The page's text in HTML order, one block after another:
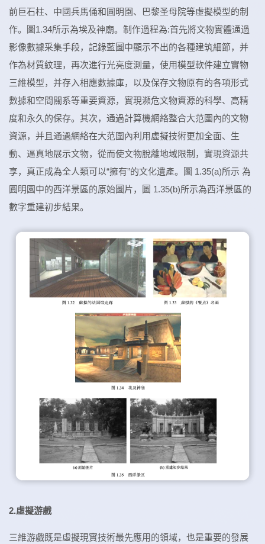
前巨石柱、中國兵馬俑和圓明園、巴黎圣母院等虛擬模型的制
作。圖1.34所示為埃及神廟。制作過程為:首先將文物實體通過
影像數據采集手段，記錄藍圖中顯示不出的各種建筑細節，并
作為材質紋理，再次進行光亮度測量，使用模型軟件建立實物
三維模型，并存入相應數據庫，以及保存文物原有的各項形式
數據和空間關系等重要資源，實現瀕危文物資源的科學、高精
度和永久的保存。其次，通過計算機網絡整合大范圍內的文物
資源，并且通過網絡在大范圍內利用虛擬技術更加全面、生
動、逼真地展示文物，從而使文物脫離地域限制，實現資源共
享，真正成為全人類可以“擁有”的文化遺產。圖 1.35(a)所示 為
圓明園中的西洋景區的原始圖片，圖 1.35(b)所示為西洋景區的
數字重建初步結果。
2.虛擬游戲
三維游戲既是虛擬現實技術最先應用的領域，也是重要的發展